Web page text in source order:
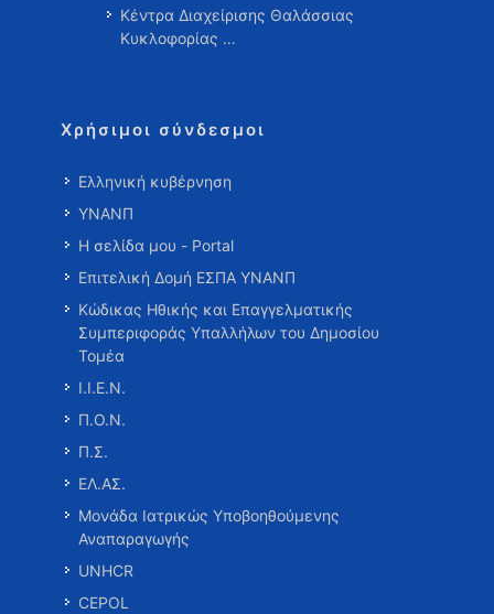
Κέντρα Διαχείρισης Θαλάσσιας
Κυκλοφορίας …
Χρήσιμοι σύνδεσμοι
Ελληνική κυβέρνηση
ΥΝΑΝΠ
Η σελίδα μου - Portal
Επιτελική Δομή ΕΣΠΑ ΥΝΑΝΠ
Κώδικας Ηθικής και Επαγγελματικής
Συμπεριφοράς Υπαλλήλων του Δημοσίου
Τομέα
Ι.Ι.Ε.Ν.
Π.Ο.Ν.
Π.Σ.
ΕΛ.ΑΣ.
Μονάδα Ιατρικώς Υποβοηθούμενης
Αναπαραγωγής
UNHCR
CEPOL